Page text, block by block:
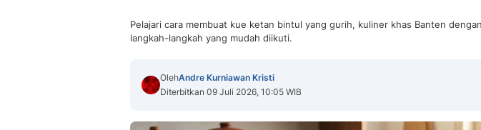
Pelajari cara membuat kue ketan bintul yang gurih, kuliner khas Banten
langkah-langkah yang mudah diikuti.
OlehAndre Kurniawan Kristi
Diterbitkan 09 Juli 2026, 10:05 WIB